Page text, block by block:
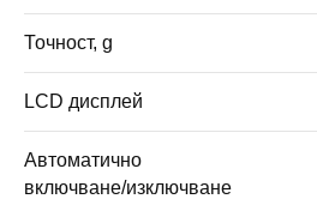
Точност, g
LCD дисплей
Автоматично
включване/изключване